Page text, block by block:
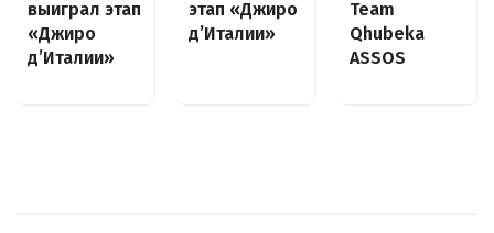
выиграл этап
«Джиро
д’Италии»
этап «Джиро
д’Италии»
Team
Qhubeka
ASSOS